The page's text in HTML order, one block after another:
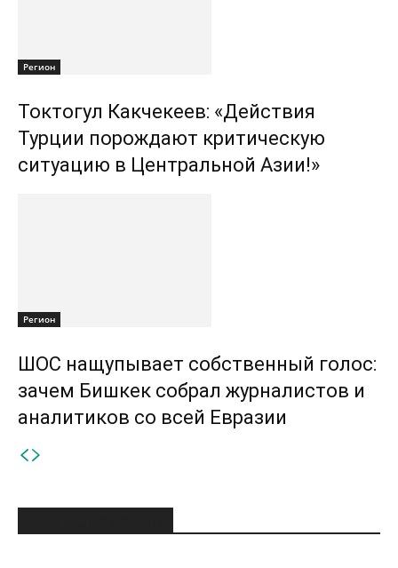
Регион
Токтогул Какчекеев: «Действия
Турции порождают критическую
ситуацию в Центральной Азии!»
Регион
ШОС нащупывает собственный голос:
зачем Бишкек собрал журналистов и
аналитиков со всей Евразии